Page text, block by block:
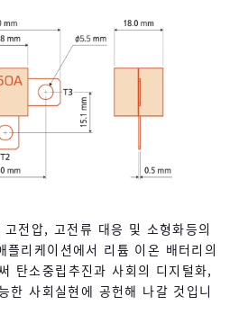
전압, 고전류 대응 및 소형화등의
리케이션에서 리튬 이온 배터리의
탄소중립추진과 사회의 디지털화,
한 사회실현에 공헌해 나갈 것입니